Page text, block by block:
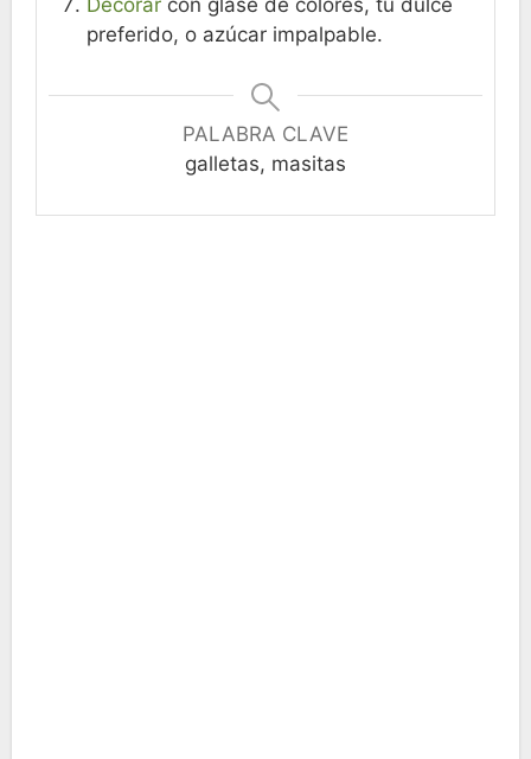
Decorarcon glasé de colores, tu dulce
preferido, o azúcar impalpable.
PALABRA CLAVE
galletas, masitas